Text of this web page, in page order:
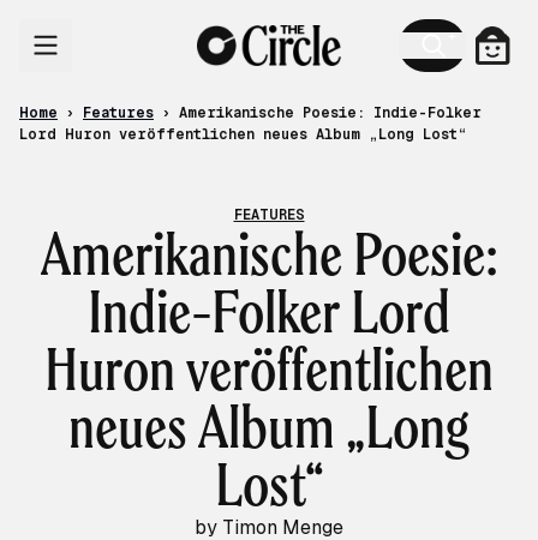
Cart
Home › Features ›
Amerikanische Poesie: Indie-Folker
Lord Huron veröffentlichen neues Album „Long Lost“
FEATURES
Amerikanische Poesie:
Indie-Folker Lord
Huron veröffentlichen
neues Album „Long
Lost“
by Timon Menge